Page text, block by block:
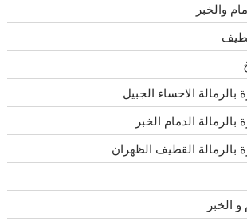
والخبر
الاحساء الجبيل
الدمام الخبر
بالرمالة القطيف الظهران
الخبر